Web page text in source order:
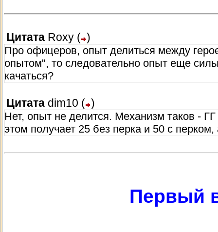
Цитата СЛАВН( )
За то не существует предела
корабельными умениями,
а не то мое итоговое кол-во
- Существует 3 вида оружия, В теории
практике, развивать с самого начала
Или же Динамично менять каждый его
- Ставить себе цель прокачать какой
- Не забывайте что любые корабельные
вот эффективно сражаться офицеры не
Цитата Roxy ( )
Про офицеров, опыт делиться между
опытом", то следовательно опыт еще
качаться?
Цитата dim10 ( )
Нет, опыт не делится. Механизм таков -
этом получает 25 без перка и 50 с
Первый